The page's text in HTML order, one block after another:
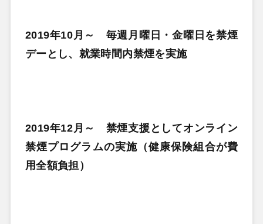
2019年10月～ 毎週月曜日・金曜日を禁煙
デーとし、就業時間内禁煙を実施
2019年12月～ 禁煙支援としてオンライン
禁煙プログラムの実施（健康保険組合が費
用全額負担）